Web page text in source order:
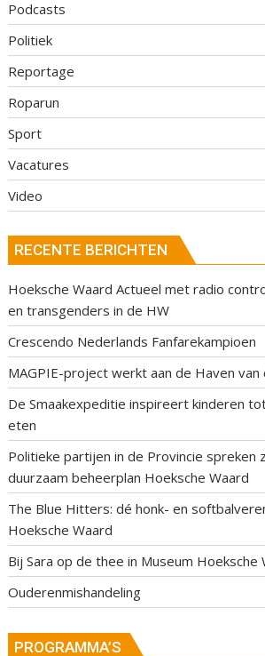
Podcasts
Politiek
Reportage
Roparun
Sport
Vacatures
Video
RECENTE BERICHTEN
Hoeksche Waard Actueel met radio
en transgenders in de HW
Crescendo Nederlands Fanfarekampioen
MAGPIE-project werkt aan de Haven
De Smaakexpeditie inspireert kinderen
eten
Politieke partijen in de Provincie spreken
duurzaam beheerplan Hoeksche Waard
The Blue Hitters: dé honk- en
Hoeksche Waard
Bij Sara op de thee in Museum Hoeksche
Ouderenmishandeling
PROGRAMMA’S